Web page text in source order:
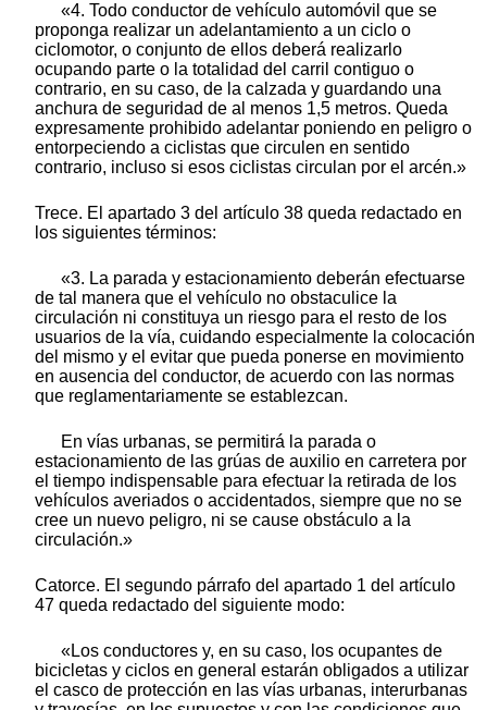
«4. Todo conductor de vehículo automóvil que se
proponga realizar un adelantamiento a un ciclo o
ciclomotor, o conjunto de ellos deberá realizarlo
ocupando parte o la totalidad del carril contiguo o
contrario, en su caso, de la calzada y guardando una
anchura de seguridad de al menos 1,5 metros. Queda
expresamente prohibido adelantar poniendo en peligro o
entorpeciendo a ciclistas que circulen en sentido
contrario, incluso si esos ciclistas circulan por el arcén.»
Trece. El apartado 3 del artículo 38 queda redactado en
los siguientes términos:
«3. La parada y estacionamiento deberán efectuarse
de tal manera que el vehículo no obstaculice la
circulación ni constituya un riesgo para el resto de los
usuarios de la vía, cuidando especialmente la colocación
del mismo y el evitar que pueda ponerse en movimiento
en ausencia del conductor, de acuerdo con las normas
que reglamentariamente se establezcan.
En vías urbanas, se permitirá la parada o
estacionamiento de las grúas de auxilio en carretera por
el tiempo indispensable para efectuar la retirada de los
vehículos averiados o accidentados, siempre que no se
cree un nuevo peligro, ni se cause obstáculo a la
circulación.»
Catorce. El segundo párrafo del apartado 1 del artículo
47 queda redactado del siguiente modo:
«Los conductores y, en su caso, los ocupantes de
bicicletas y ciclos en general estarán obligados a utilizar
el casco de protección en las vías urbanas, interurbanas